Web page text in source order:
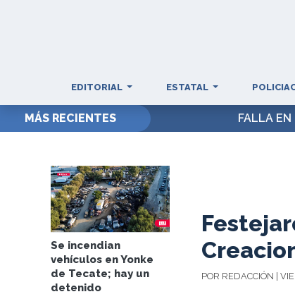
EDITORIAL ESTATAL
MÁS RECIENTES FALLA EN
Se incendian
vehículos en Yonke
de Tecate; hay un
detenido
POR REDACCIÓN |